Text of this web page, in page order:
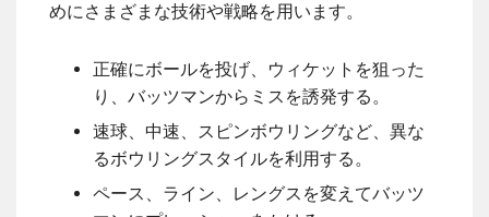
めにさまざまな技術や戦略を用います。
正確にボールを投げ、ウィケットを狙った
り、バッツマンからミスを誘発する。
速球、中速、スピンボウリングなど、異な
るボウリングスタイルを利用する。
ペース、ライン、レングスを変えてバッツ